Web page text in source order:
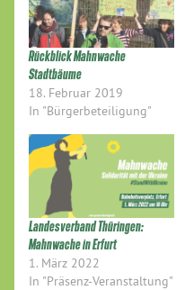
Rückblick Mahnwache
Stadtbäume
18. Februar 2019
In "Bürgerbeteiligung"
Landesverband Thüringen:
Mahnwache in Erfurt
1. März 2022
In "Präsenz-Veranstaltung"